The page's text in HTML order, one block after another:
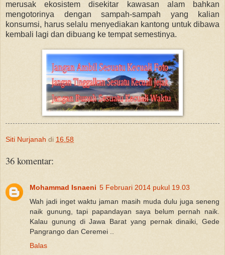
merusak ekosistem disekitar kawasan alam bahkan
mengotorinya dengan sampah-sampah yang kalian
konsumsi, harus selalu menyediakan kantong untuk dibawa
kembali lagi dan dibuang ke tempat semestinya.
Siti Nurjanah di 16.58
36 komentar:
Mohammad Isnaeni 5 Februari 2014 pukul 19.03
Wah jadi inget waktu jaman masih muda dulu juga seneng
naik gunung, tapi papandayan saya belum pernah naik.
Kalau gunung di Jawa Barat yang pernak dinaiki, Gede
Pangrango dan Ceremei ..
Balas